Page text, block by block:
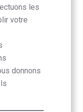
les
votre
donnons